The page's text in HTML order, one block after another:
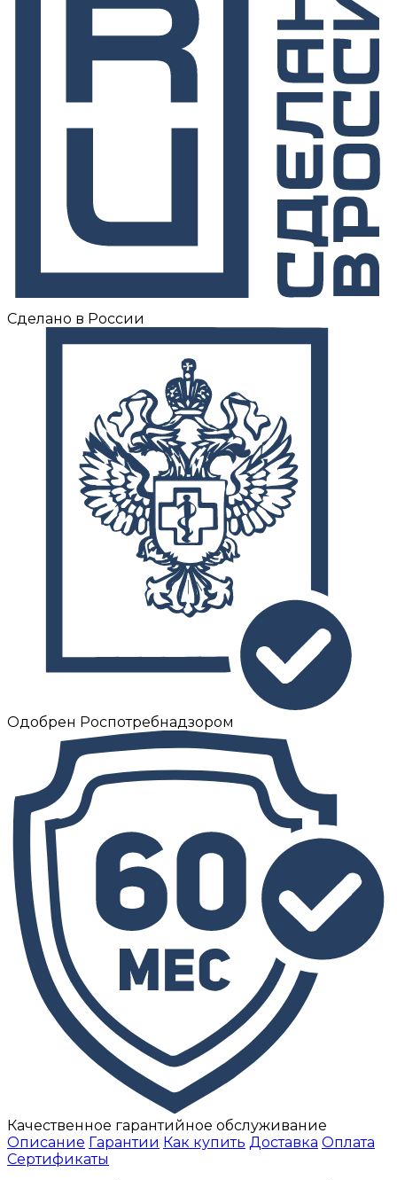
Сделано в России
Одобрен Роспотребнадзором
Качественное гарантийное обслуживание
Описание Гарантии Как купить Доставка Оплата
Сертификаты